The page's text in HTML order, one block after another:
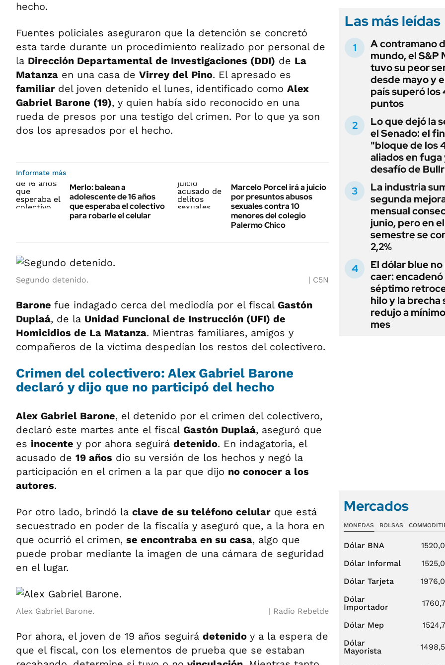
hecho.
Fuentes policiales aseguraron que la detención se concretó
esta tarde durante un procedimiento realizado por personal de
la Dirección Departamental de Investigaciones (DDI) de La
Matanza en una casa de Virrey del Pino. El apresado es
familiar del joven detenido el lunes, identificado como Alex
Gabriel Barone (19), y quien había sido reconocido en una
rueda de presos por una testigo del crimen. Por lo que ya son
dos los apresados por el hecho.
Informate más
Merlo: balean a
adolescente de 16 años
que esperaba el colectivo
para robarle el celular
Marcelo Porcel irá a juicio
por presuntos abusos
sexuales contra 10
menores del colegio
Palermo Chico
Segundo detenido. C5N
Barone fue indagado cerca del mediodía por el fiscal Gastón
Duplaá, de la Unidad Funcional de Instrucción (UFI) de
Homicidios de La Matanza. Mientras familiares, amigos y
compañeros de la víctima despedían los restos del colectivero.
Crimen del colectivero: Alex Gabriel Barone
declaró y dijo que no participó del hecho
Alex Gabriel Barone, el detenido por el crimen del colectivero,
declaró este martes ante el fiscal Gastón Duplaá, aseguró que
es inocente y por ahora seguirá detenido. En indagatoria, el
acusado de 19 años dio su versión de los hechos y negó la
participación en el crimen a la par que dijo no conocer a los
autores.
Por otro lado, brindó la clave de su teléfono celular que está
secuestrado en poder de la fiscalía y aseguró que, a la hora en
que ocurrió el crimen, se encontraba en su casa, algo que
puede probar mediante la imagen de una cámara de seguridad
en el lugar.
Alex Gabriel Barone. Radio Rebelde
Por ahora, el joven de 19 años seguirá detenido y a la espera de
que el fiscal, con los elementos de prueba que se estaban
Las más leídas
A contramano
mundo, el S&P
tuvo su peor
desde mayo y
país superó los
puntos
Lo que dejó la
el Senado: el
"bloque de los
aliados en fuga
desafío de
La industria
segunda
mensual
junio, pero en
semestre se
2,2%
El dólar blue
caer: encadenó
séptimo
hilo y la brecha
redujo a
mes
Mercados
MONEDAS BOLSAS
Dólar BNA
Dólar Informal
Dólar Tarjeta
Dólar
Importador
Dólar Mep
Dólar
Mayorista